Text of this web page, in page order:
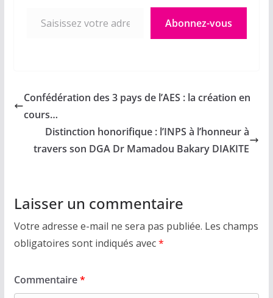
Abonnez-vous
Confédération des 3 pays de l’AES : la création en
cours…
Distinction honorifique : l’INPS à l’honneur à
travers son DGA Dr Mamadou Bakary DIAKITE
Laisser un commentaire
Votre adresse e-mail ne sera pas publiée. Les champs
obligatoires sont indiqués avec*
Commentaire*